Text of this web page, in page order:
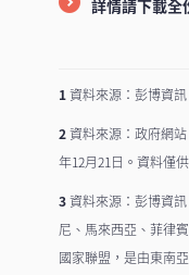
詳情請下載全
1資料來源：彭博資訊
2資料來源：政府網
年12月21日。資料僅
3資料來源：彭博資訊
尼、馬來西亞、菲律
國家聯盟，是由東南